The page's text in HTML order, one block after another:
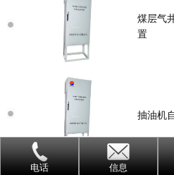
煤层气
置
抽油机
电话 信息